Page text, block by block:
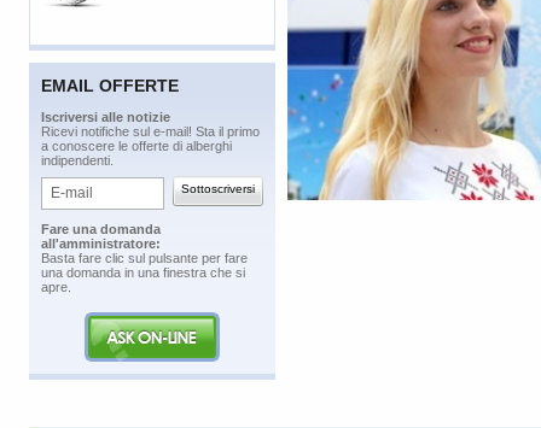
EMAIL OFFERTE
​Iscriversi alle notizie
​Ricevi notifiche sul e-mail! Sta il primo
a conoscere le offerte di alberghi
indipendenti.
​Fare una domanda
all'amministratore:
​Basta fare clic sul pulsante per fare
una domanda in una finestra che si
apre.